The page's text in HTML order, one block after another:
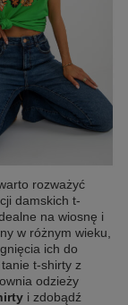
rozważyć
damskich t-
na wiosnę i
w różnym wieku,
ich do
t-shirty z
odzieży
i zdobądź